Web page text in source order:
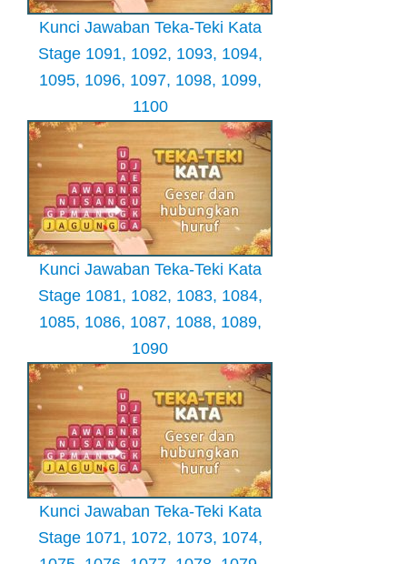
Kunci Jawaban Teka-Teki Kata
Stage 1091, 1092, 1093, 1094,
1095, 1096, 1097, 1098, 1099,
1100
Kunci Jawaban Teka-Teki Kata
Stage 1081, 1082, 1083, 1084,
1085, 1086, 1087, 1088, 1089,
1090
Kunci Jawaban Teka-Teki Kata
Stage 1071, 1072, 1073, 1074,